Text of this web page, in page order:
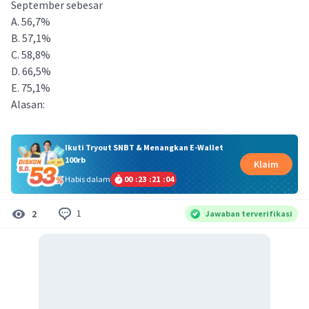
September sebesar
A. 56,7%
B. 57,1%
C. 58,8%
D. 66,5%
E. 75,1%
Alasan:
Ikuti Tryout SNBT & Menangkan E-Wallet
100rb
Habis dalam
00 :23 :21 :04
Klaim
2 1 Jawaban terverifikasi